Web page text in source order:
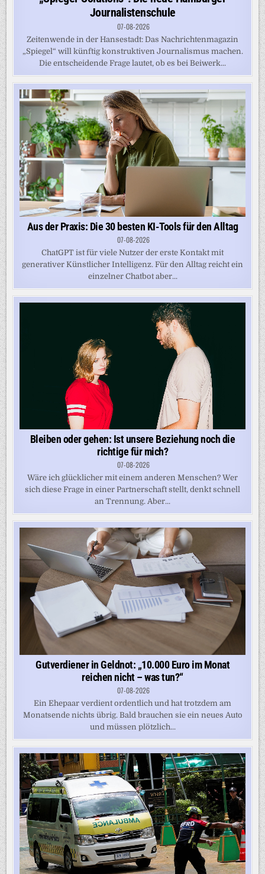
Journalistenschule
07-08-2026
Zeitenwende in der Hansestadt: Das Nachrichtenmagazin
„Spiegel“ will künftig konstruktiven Journalismus machen.
Die entscheidende Frage lautet, ob es bei Beiwerk...
Aus der Praxis: Die 30 besten KI-Tools für den Alltag
07-08-2026
ChatGPT ist für viele Nutzer der erste Kontakt mit
generativer Künstlicher Intelligenz. Für den Alltag reicht ein
einzelner Chatbot aber...
Bleiben oder gehen: Ist unsere Beziehung noch die
richtige für mich?
07-08-2026
Wäre ich glücklicher mit einem anderen Menschen? Wer
sich diese Frage in einer Partnerschaft stellt, denkt schnell
an Trennung. Aber...
Gutverdiener in Geldnot: „10.000 Euro im Monat
reichen nicht – was tun?“
07-08-2026
Ein Ehepaar verdient ordentlich und hat trotzdem am
Monatsende nichts übrig. Bald brauchen sie ein neues Auto
und müssen plötzlich...